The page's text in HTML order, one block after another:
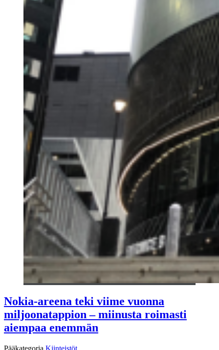
Nokia-areena teki viime vuonna
miljoonatappion – miinusta roimasti
aiempaa enemmän
Pääkategoria Kiinteistöt